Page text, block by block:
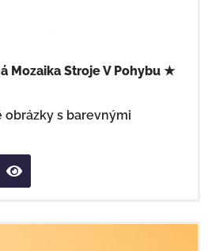
Mozaika Stroje V Pohybu ★
s barevnými